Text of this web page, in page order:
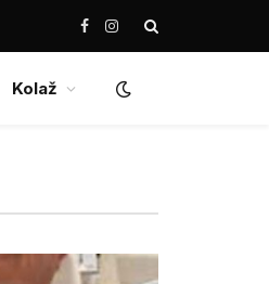
Facebook
Instagram
Kolaž